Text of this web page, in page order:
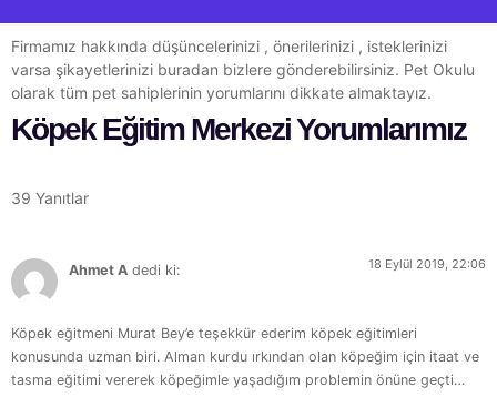
Firmamız hakkında düşüncelerinizi , önerilerinizi , isteklerinizi
varsa şikayetlerinizi buradan bizlere gönderebilirsiniz. Pet Okulu
olarak tüm pet sahiplerinin yorumlarını dikkate almaktayız.
Köpek Eğitim Merkezi Yorumlarımız
39 Yanıtlar
Ahmet A dedi ki: 18 Eylül 2019, 22:06
Köpek eğitmeni Murat Bey’e teşekkür ederim köpek eğitimleri
konusunda uzman biri. Alman kurdu ırkından olan köpeğim için itaat ve
tasma eğitimi vererek köpeğimle yaşadığım problemin önüne geçti…